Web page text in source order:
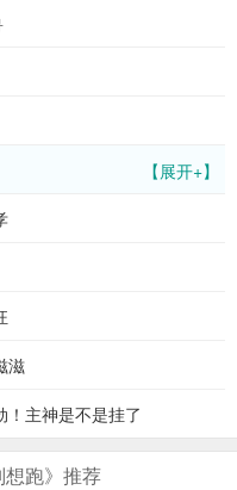
【展开+】
滋
主神是不是挂了
想跑》推荐